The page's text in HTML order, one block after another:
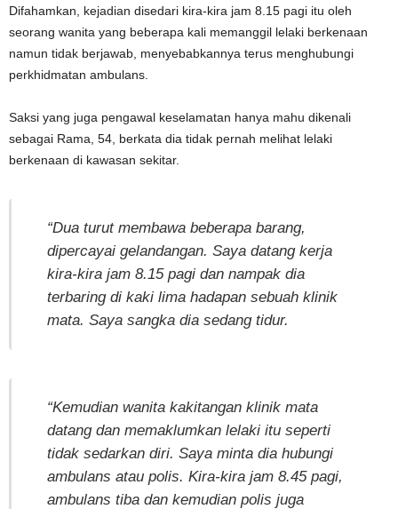
Difahamkan, kejadian disedari kira-kira jam 8.15 pagi itu oleh
seorang wanita yang beberapa kali memanggil lelaki berkenaan
namun tidak berjawab, menyebabkannya terus menghubungi
perkhidmatan ambulans.
Saksi yang juga pengawal keselamatan hanya mahu dikenali
sebagai Rama, 54, berkata dia tidak pernah melihat lelaki
berkenaan di kawasan sekitar.
“Dua turut membawa beberapa barang,
dipercayai gelandangan. Saya datang kerja
kira-kira jam 8.15 pagi dan nampak dia
terbaring di kaki lima hadapan sebuah klinik
mata. Saya sangka dia sedang tidur.
“Kemudian wanita kakitangan klinik mata
datang dan memaklumkan lelaki itu seperti
tidak sedarkan diri. Saya minta dia hubungi
ambulans atau polis. Kira-kira jam 8.45 pagi,
ambulans tiba dan kemudian polis juga